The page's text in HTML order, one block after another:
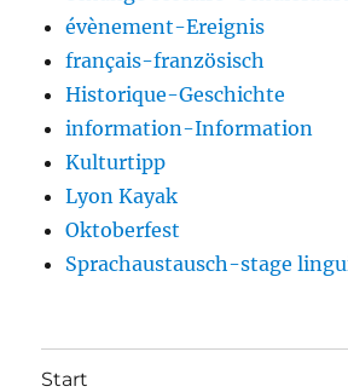
évènement-Ereignis
français-französisch
Historique-Geschichte
information-Information
Kulturtipp
Lyon Kayak
Oktoberfest
Sprachaustausch-stage
Start